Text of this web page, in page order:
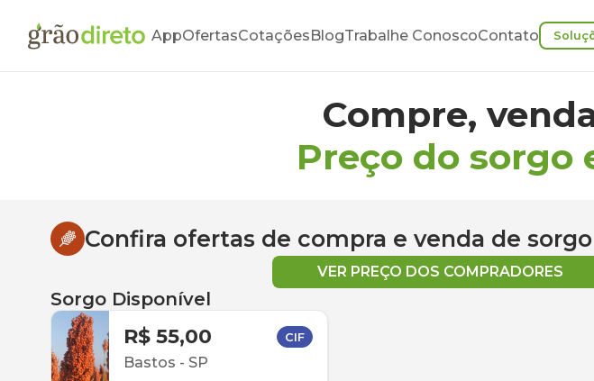
AppOfertasCotaçõesBlogTrabalhe ConoscoContato
Compre,
Preço do sorgo
Confira ofertas de compra e venda de sorgo
VER PREÇO DOS COMPRADORES
Sorgo Disponível
R$ 55,00 CIF
Bastos - SP